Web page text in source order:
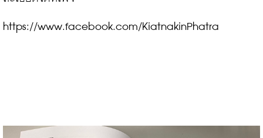
https://www.facebook.com/KiatnakinPhatra